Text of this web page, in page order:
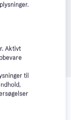
dine
Aktivt
til